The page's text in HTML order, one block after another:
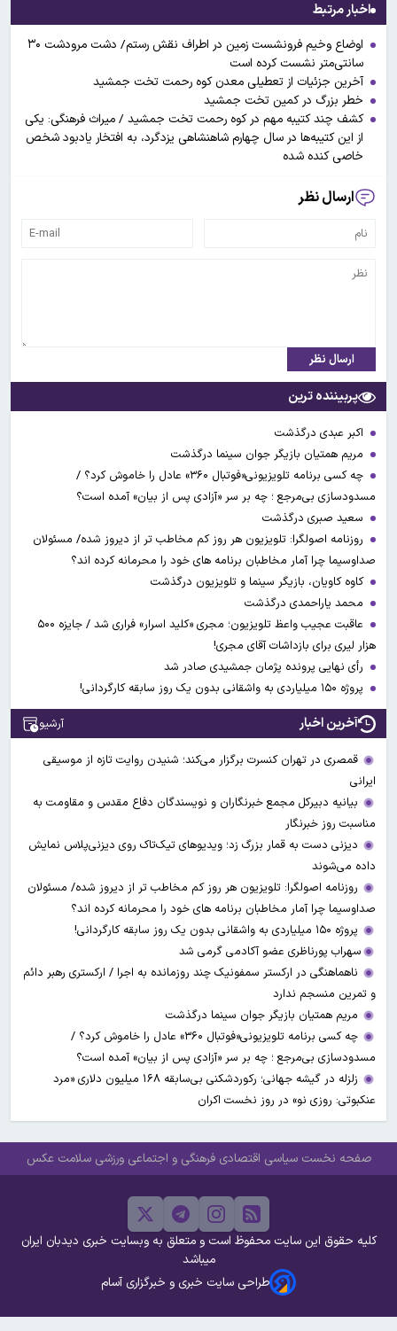
اخبار مرتبط
اوضاع وخیم فرونشست زمین در اطراف نقش رستم/ دشت مرودشت ۳۰
سانتی‌متر نشست کرده است
آخرین جزئیات از تعطیلی معدن کوه رحمت تخت جمشید
خطر بزرگ در کمین تخت جمشید
کشف چند کتیبه‌ مهم در کوه رحمت تخت جمشید / میراث فرهنگی: یکی
از این کتیبه‌ها در سال چهارم شاهنشاهی یزدگرد، به افتخار یادبود شخص
خاصی کنده شده
ارسال نظر
ارسال نظر
پربیننده ترین
اکبر عبدی درگذشت
مریم همتیان بازیگر جوان سینما درگذشت
چه کسی برنامه تلویزیونی«فوتبال ۳۶۰» عادل را خاموش کرد؟ /
مسدودسازی بی‌مرجع ؛ چه بر سر «آزادی پس از بیان» آمده است؟
سعید صبری درگذشت
روزنامه اصولگرا: تلویزیون هر روز کم مخاطب تر از دیروز شده/ مسئولان
صداوسیما چرا آمار مخاطبان برنامه های خود را محرمانه کرده اند؟
کاوه کاویان، بازیگر سینما و تلویزیون درگذشت
محمد یاراحمدی درگذشت
عاقبت عجیب واعظ تلویزیون؛ مجری «کلید اسرار» فراری شد / جایزه ۵۰۰
هزار لیری برای بازداشات آقای مجری!
رأی نهایی پرونده پژمان جمشیدی صادر شد
پروژه ۱۵۰ میلیاردی به واشقانی بدون یک روز سابقه کارگردانی!
آخرین اخبار آرشیو
قمصری در تهران کنسرت برگزار می‌کند؛ شنیدن روایت تازه از موسیقی
ایرانی
بیانیه دبیرکل مجمع خبرنگاران و نویسندگان دفاع مقدس و مقاومت به
مناسبت روز خبرنگار
دیزنی دست به قمار بزرگ زد؛ ویدیوهای تیک‌تاک روی دیزنی‌پلاس نمایش
داده می‌شوند
روزنامه اصولگرا: تلویزیون هر روز کم مخاطب تر از دیروز شده/ مسئولان
صداوسیما چرا آمار مخاطبان برنامه های خود را محرمانه کرده اند؟
پروژه ۱۵۰ میلیاردی به واشقانی بدون یک روز سابقه کارگردانی!
​​​​​​​سهراب پورناظری عضو آکادمی گرمی شد
ناهماهنگی در ارکستر سمفونیک چند روزمانده به اجرا / ارکستری رهبر دائم
و تمرین منسجم ندارد
مریم همتیان بازیگر جوان سینما درگذشت
چه کسی برنامه تلویزیونی«فوتبال ۳۶۰» عادل را خاموش کرد؟ /
مسدودسازی بی‌مرجع ؛ چه بر سر «آزادی پس از بیان» آمده است؟
زلزله در گیشه جهانی؛ رکوردشکنی بی‌سابقه ۱۶۸ میلیون دلاری «مرد
عنکبوتی: روزی نو» در روز نخست اکران
صفحه نخست سیاسی اقتصادی فرهنگی و اجتماعی ورزشی سلامت عکس
کلیه حقوق این سایت محفوظ است و متعلق به وبسایت خبری دیدبان ایران
میباشد
طراحی سایت خبری و خبرگزاری آسام